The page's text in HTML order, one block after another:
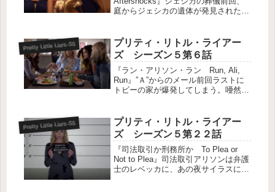
庭からジェシカの遺体が発見された。
の時に着ていたものだった。学校に登
校した４人は、校...
Pretty Little Liars-S5
プリティ・リトル・ライアー
ズ シーズン５第６話
『ラン・アリソン・ラン Run, Ali,
Run』”Ａ”からのメール前回ラストに
トビーの家が爆発してしまう。唖然と
ールが入る。中に誰もいなかったのが
不幸中の幸いだった。...
Pretty Little Liars-S5
プリティ・リトル・ライアー
ズ シーズン５第２２話
『司法取引か刑務所か To Plea or
Not to Plea』司法取引アリソンは弁護
士のレベッカに、あの夜サイラスに呼